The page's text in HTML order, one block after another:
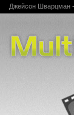
Джейсон Шварцман